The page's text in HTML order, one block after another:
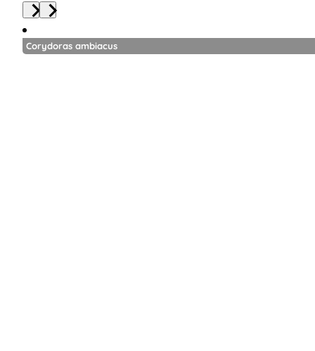
Corydoras ambiacus